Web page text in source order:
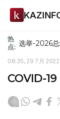
热
点: 选举-2026
08:35, 29 7月 2022
COVID-19